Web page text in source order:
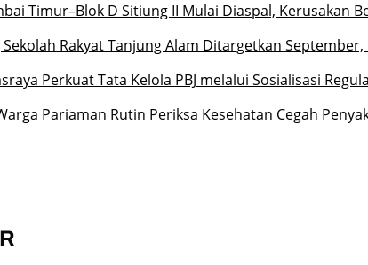
Timur–Blok D Sitiung II Mulai Diaspal, Kerusakan
Rakyat Tanjung Alam Ditargetkan
Perkuat Tata Kelola PBJ melalui Sosialisasi
Pariaman Rutin Periksa Kesehatan Cegah